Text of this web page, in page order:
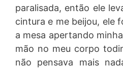
paralisada, então ele
cintura e me beijou, ele
a mesa apertando
mão no meu corpo
não pensava mais